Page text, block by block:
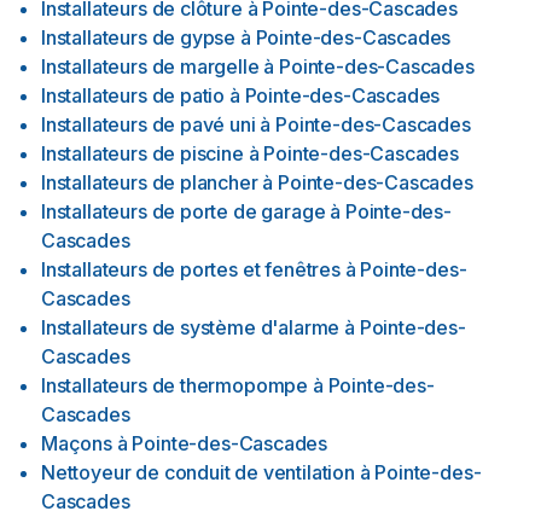
Installateurs de clôture à Pointe-des-Cascades
Installateurs de gypse à Pointe-des-Cascades
Installateurs de margelle à Pointe-des-Cascades
Installateurs de patio à Pointe-des-Cascades
Installateurs de pavé uni à Pointe-des-Cascades
Installateurs de piscine à Pointe-des-Cascades
Installateurs de plancher à Pointe-des-Cascades
Installateurs de porte de garage à Pointe-des-
Cascades
Installateurs de portes et fenêtres à Pointe-des-
Cascades
Installateurs de système d'alarme à Pointe-des-
Cascades
Installateurs de thermopompe à Pointe-des-
Cascades
Maçons à Pointe-des-Cascades
Nettoyeur de conduit de ventilation à Pointe-des-
Cascades